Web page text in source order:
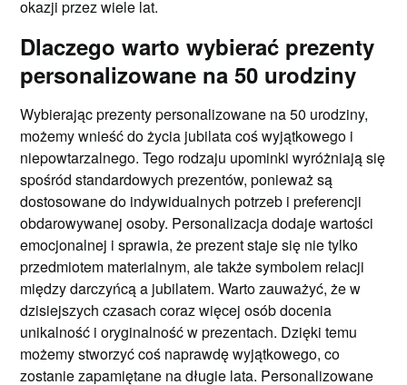
okazji przez wiele lat.
Dlaczego warto wybierać prezenty
personalizowane na 50 urodziny
Wybierając prezenty personalizowane na 50 urodziny,
możemy wnieść do życia jubilata coś wyjątkowego i
niepowtarzalnego. Tego rodzaju upominki wyróżniają się
spośród standardowych prezentów, ponieważ są
dostosowane do indywidualnych potrzeb i preferencji
obdarowywanej osoby. Personalizacja dodaje wartości
emocjonalnej i sprawia, że prezent staje się nie tylko
przedmiotem materialnym, ale także symbolem relacji
między darczyńcą a jubilatem. Warto zauważyć, że w
dzisiejszych czasach coraz więcej osób docenia
unikalność i oryginalność w prezentach. Dzięki temu
możemy stworzyć coś naprawdę wyjątkowego, co
zostanie zapamiętane na długie lata. Personalizowane